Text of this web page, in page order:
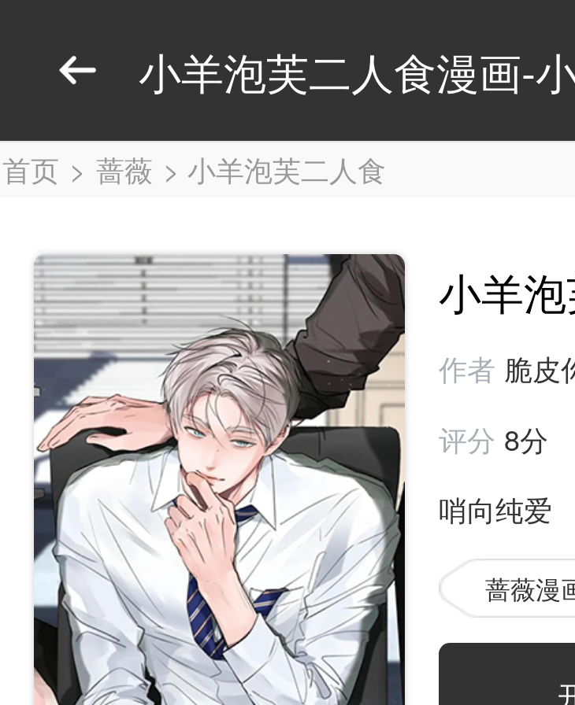
小羊泡芙二人食漫画-
首页 > 蔷薇 > 小羊泡芙二人食
小羊
作者 脆皮
评分 8分
哨向纯爱
蔷薇漫